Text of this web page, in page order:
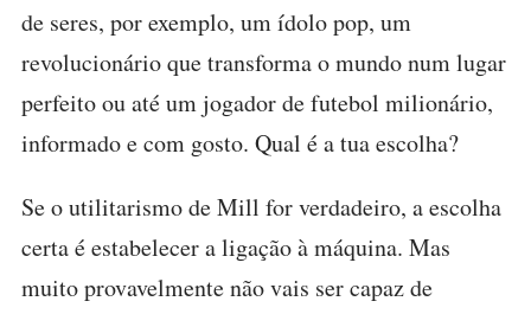
de seres, por exemplo, um ídolo pop, um
revolucionário que transforma o mundo num lugar
perfeito ou até um jogador de futebol milionário,
informado e com gosto. Qual é a tua escolha?
Se o utilitarismo de Mill for verdadeiro, a escolha
certa é estabelecer a ligação à máquina. Mas
muito provavelmente não vais ser capaz de